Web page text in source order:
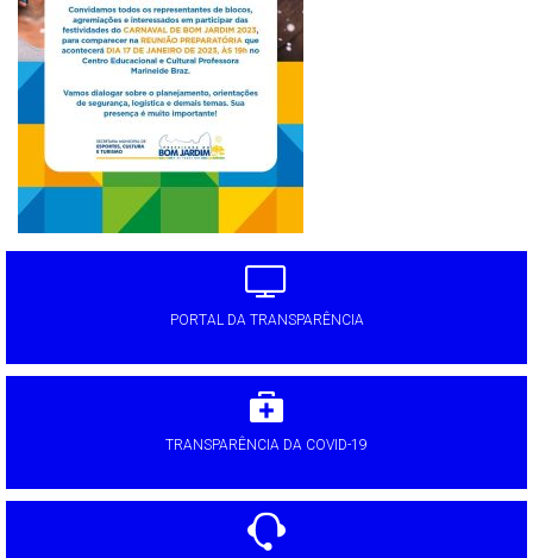
PORTAL DA TRANSPARÊNCIA
TRANSPARÊNCIA DA COVID-19